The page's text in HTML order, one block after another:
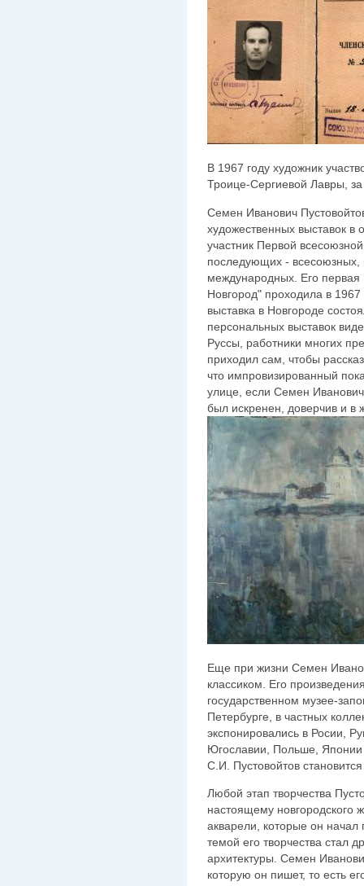
В 1967 году художник
Троице-Сергиевой Лавры,
Семен Иванович
художественных выставок в
участник Первой
последующих - всесоюзных,
международных. Его первая
Новгород" проходила в
выставка в Новгороде
персональных выставок
Руссы, работники многих
приходил сам, чтобы
что импровизированный
улице, если Семен
был искренен, доверчив и в
Еще при жизни Семен
классиком. Его
государственном музее-
Петербурге, в частных
экспонировались в Росии,
Югославии, Польше, Японии
С.И. Пустовойтов
Любой этап творчества
настоящему новгородского
акварели, которые он начал
темой его творчества стал
архитектуры. Семен
которую он пишет, то есть